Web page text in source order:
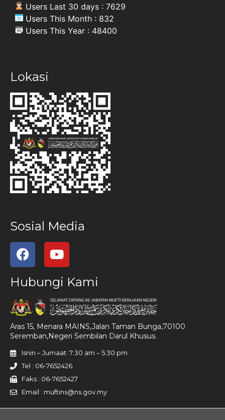
Users Last 30 days : 7629
Users This Month : 832
Users This Year : 48400
Lokasi
Sosial Media
Hubungi Kami
Aras 15, Menara MAINS,Jalan Taman Bunga,70100
Seremban,Negeri Sembilan Darul Khusus.
Isnin – Jumaat: 7:30 am – 5:30 pm
Tel : 06-7652426
Faks : 06-7652427
Email : muftins@ns.gov.my